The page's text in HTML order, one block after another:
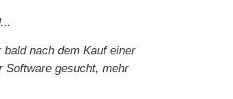
nach dem Kauf einer
Software gesucht, mehr